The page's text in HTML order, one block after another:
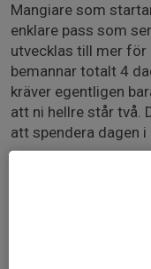
Mangiare som
enklare pass som
utvecklas till mer för
bemannar totalt 4
kräver egentligen
att ni hellre står två.
att spendera dagen
Jag lägger upp
tar ett pass var. De
förhoppningsvis ta
om man vill
utifrån är det tillåtet